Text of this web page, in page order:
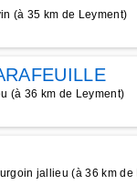
(à 35 km de Leyment)
(à 36 km de Leyment)
jallieu (à 36 km de